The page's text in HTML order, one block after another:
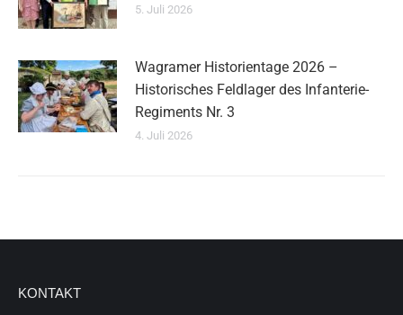
5. Juli 2026
Wagramer Historientage 2026 –
Historisches Feldlager des Infanterie-
Regiments Nr. 3
4. Juli 2026
KONTAKT